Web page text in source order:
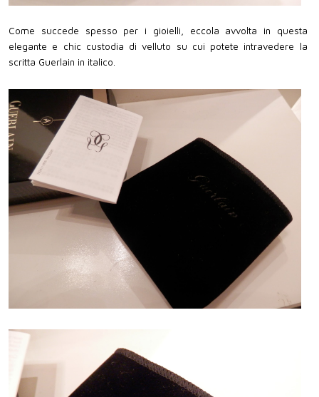
Come succede spesso per i gioielli, eccola avvolta in questa
elegante e chic custodia di velluto su cui potete intravedere la
scritta Guerlain in italico.